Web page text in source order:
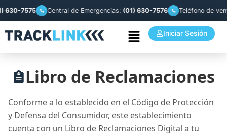
7575 Central de Emergencias:(01) 630-7576 Teléfono de
Iniciar Sesión
Libro de Reclamaciones
Conforme a lo establecido en el Código de Protección
y Defensa del Consumidor, este establecimiento
cuenta con un Libro de Reclamaciones Digital a tu